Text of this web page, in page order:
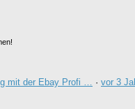
mit der Ebay Profi … · vor 3